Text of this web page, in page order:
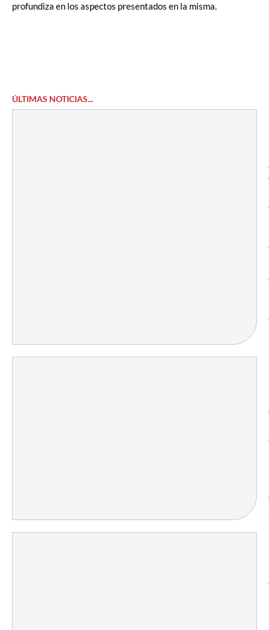
profundiza en los aspectos presentados en la misma.
ÚLTIMAS NOTICIAS...